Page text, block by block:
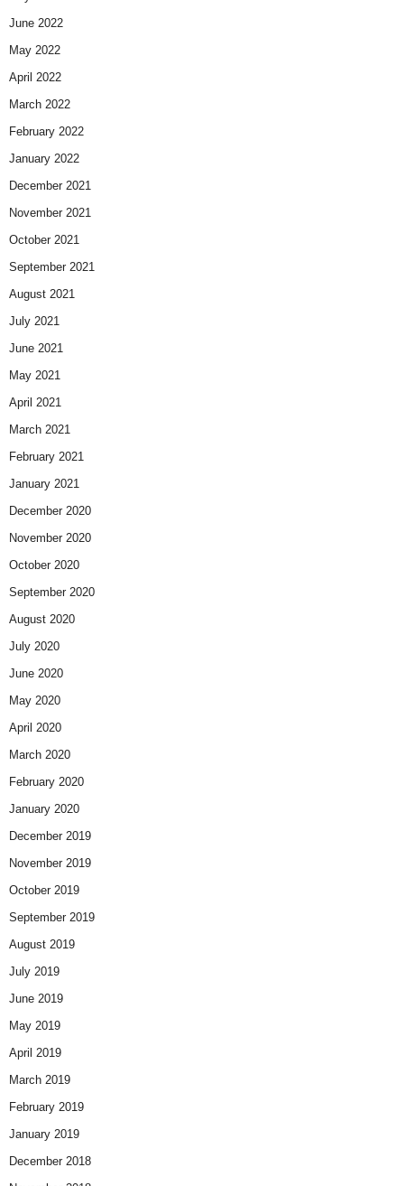
June 2022
May 2022
April 2022
March 2022
February 2022
January 2022
December 2021
November 2021
October 2021
September 2021
August 2021
July 2021
June 2021
May 2021
April 2021
March 2021
February 2021
January 2021
December 2020
November 2020
October 2020
September 2020
August 2020
July 2020
June 2020
May 2020
April 2020
March 2020
February 2020
January 2020
December 2019
November 2019
October 2019
September 2019
August 2019
July 2019
June 2019
May 2019
April 2019
March 2019
February 2019
January 2019
December 2018